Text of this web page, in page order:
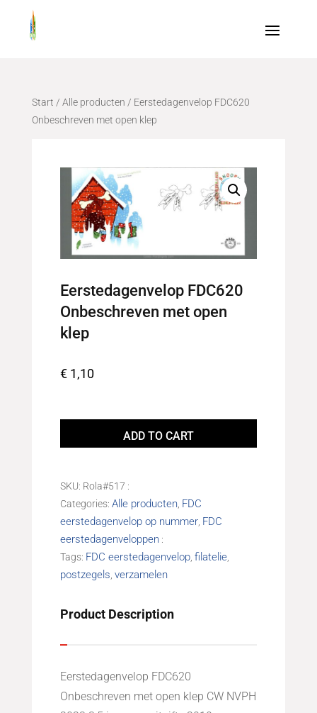
Start / Alle producten / Eerstedagenvelop FDC620
Onbeschreven met open klep
Eerstedagenvelop FDC620
Onbeschreven met open
klep
€1,10
Eerstedagenvelop
Onbeschreven
open
quantity
ADD TO CART
SKU: Rola#517
Categories: Alle producten, FDC
eerstedagenvelop op nummer, FDC
eerstedagenveloppen
Tags: FDC eerstedagenvelop, filatelie,
postzegels verzamelen
Product Description
Eerstedagenvelop FDC620
Onbeschreven met open klep CW NVPH